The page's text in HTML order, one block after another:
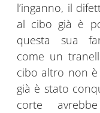
l’inganno, il
al cibo già è
questa sua
come un
cibo altro non è
già è stato
corte